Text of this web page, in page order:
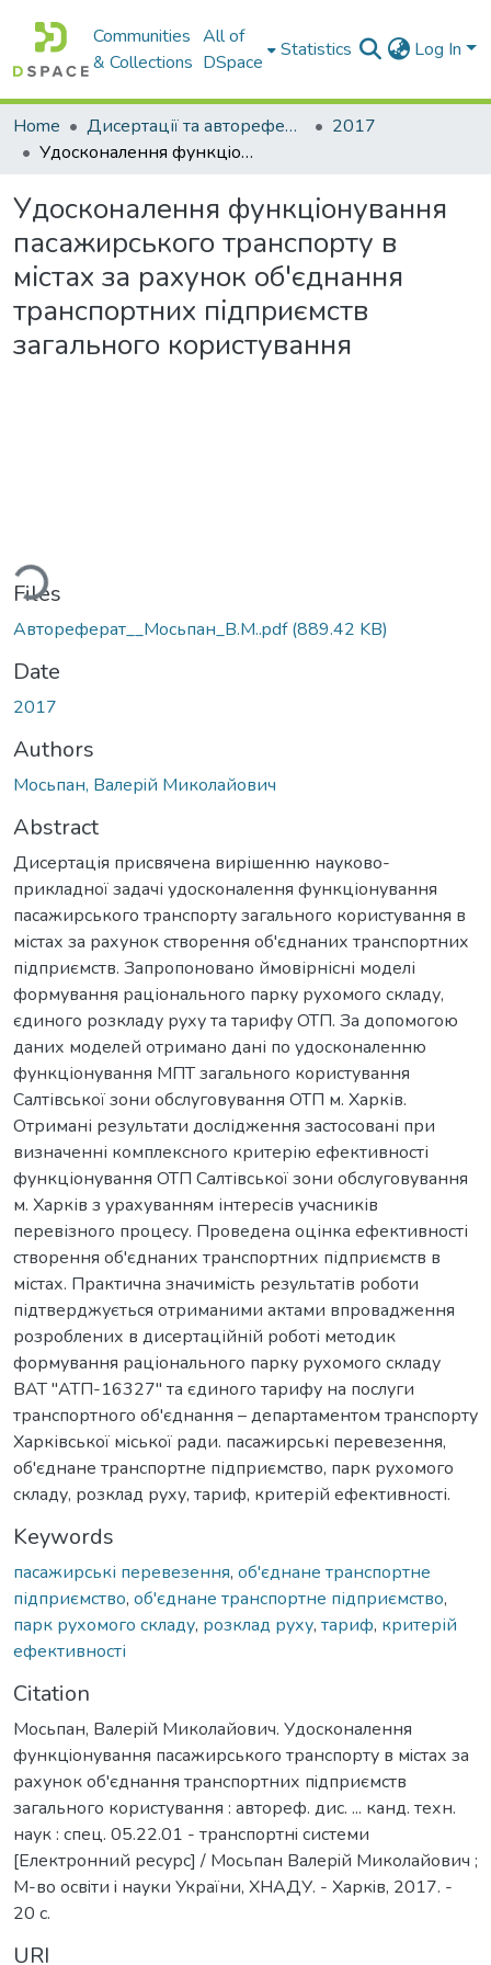
Communities
& Collections
All of
DSpace
Statistics Log In
Home Дисертації та автореферати дисертацій
2017
Удосконалення функцiонування пасажирського транспорту в мiстах за рахунок об'єднання транспортних пiдприємств загального користування
Удосконалення функцiонування
пасажирського транспорту в
мiстах за рахунок об'єднання
транспортних пiдприємств
загального користування
Files
Автореферат__Мосьпан_В.М..pdf(889.42 KB)
Date
2017
Authors
Мосьпан, Валерiй Миколайович
Abstract
Дисертація присвячена вирішенню науково-
прикладної задачі удосконалення функціонування
пасажирського транспорту загального користування в
містах за рахунок створення об'єднаних транспортних
підприємств. Запропоновано ймовірнісні моделі
формування раціонального парку рухомого складу,
єдиного розкладу руху та тарифу ОТП. За допомогою
даних моделей отримано дані по удосконаленню
функціонування МПТ загального користування
Салтівської зони обслуговування ОТП м. Харків.
Отримані результати дослідження застосовані при
визначенні комплексного критерію ефективності
функціонування ОТП Салтівської зони обслуговування
м. Харків з урахуванням інтересів учасників
перевізного процесу. Проведена оцінка ефективності
створення об'єднаних транспортних підприємств в
містах. Практична значимість результатів роботи
підтверджується отриманими актами впровадження
розроблених в дисертаційній роботі методик
формування раціонального парку рухомого складу
ВАТ "АТП-16327" та єдиного тарифу на послуги
транспортного об'єднання – департаментом транспорту
Харківської міської ради. пасажирські перевезення,
об'єднане транспортне підприємство, парк рухомого
складу, розклад руху, тариф, критерій ефективності.
Keywords
пасажирські перевезення, об'єднане транспортне
підприємство, об'єднане транспортне підприємство,
парк рухомого складу, розклад руху, тариф, критерій
ефективності
Citation
Мосьпан, Валерiй Миколайович. Удосконалення
функцiонування пасажирського транспорту в мiстах за
рахунок об'єднання транспортних пiдприємств
загального користування : автореф. дис. ... канд. техн.
наук : спец. 05.22.01 - транспортнi системи
[Електронний ресурс] / Мосьпан Валерiй Миколайович ;
М-во освiти i науки України, ХНАДУ. - Харкiв, 2017. -
20 с.
URI